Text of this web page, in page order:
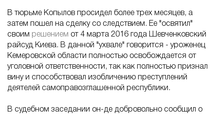
В тюрьме Копылов просидел более трех месяцев, а
затем пошел на сделку со следствием. Ее "освятил"
своим решением от 4 марта 2016 года Шевченковский
райсуд Киева. В данной "ухвале" говорится - уроженец
Кемеровской области полностью освобождается от
уголовной ответственности, так как полностью признал
вину и способствовал изобличению преступлений
деятелей самоправозглашенной республики.
В судебном заседании он-де добровольно сообщил о